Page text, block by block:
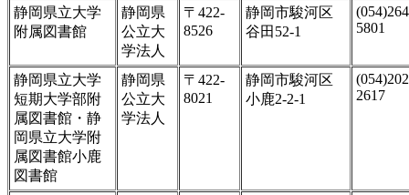
静岡県立大学
附属図書館
静岡県
公立大
学法人
〒422-
8526
静岡市駿河区
谷田52-1
5801
静岡県立大学
短期大学部附
属図書館・静
岡県立大学附
属図書館小鹿
図書館
静岡県
公立大
学法人
〒422-
8021
静岡市駿河区
小鹿2-2-1
2617